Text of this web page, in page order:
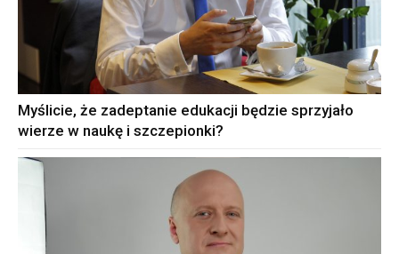
Myślicie, że zadeptanie edukacji będzie sprzyjało
wierze w naukę i szczepionki?